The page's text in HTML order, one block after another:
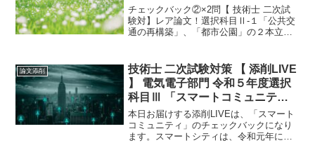
チェックバック②×2問【 技術士 二次試
験対】レア論文！選択科目Ⅱ-１「公共交
通の再構築」、「都市公園」の２本立て
す。もう、ご存じのこととは思います
が、緑が持つ「防災」、...
論文添削
技術士 二次試験対策 【 添削LIVE
】 電気電子部門 令和５年度選択
科目Ⅲ 「スマートコミュニテ
ィ」チェックバック
本日お届けする添削LIVEは、「スマート
コミュニティ」のチェックバックになり
ます。スマートシティは、令和元年に国